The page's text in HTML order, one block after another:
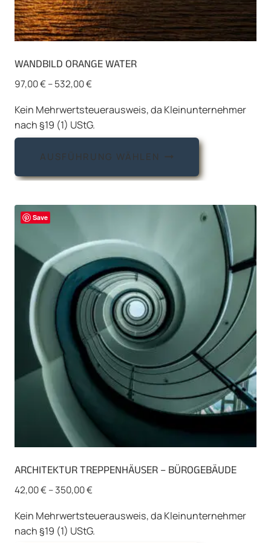
WANDBILD ORANGE WATER
97,00€–532,00€
Kein Mehrwertsteuerausweis, da Kleinunternehmer
nach §19 (1) UStG.
AUSFÜHRUNG WÄHLEN
Dieses
weist
Varianten
Optionen
können
Produktseite
gewählt
werden
Save
ARCHITEKTUR TREPPENHÄUSER – BÜROGEBÄUDE
42,00€–350,00€
Kein Mehrwertsteuerausweis, da Kleinunternehmer
nach §19 (1) UStG.